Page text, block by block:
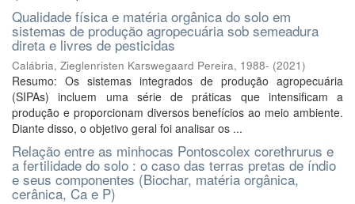
Qualidade física e matéria orgânica do solo em
sistemas de produção agropecuária sob semeadura
direta e livres de pesticidas
Calábria, Zieglenristen Karswegaard Pereira, 1988- (2021)
Resumo: Os sistemas integrados de produção agropecuária
(SIPAs) incluem uma série de práticas que intensificam a
produção e proporcionam diversos benefícios ao meio ambiente.
Diante disso, o objetivo geral foi analisar os ...
Relação entre as minhocas Pontoscolex corethrurus e
a fertilidade do solo : o caso das terras pretas de índio
e seus componentes (Biochar, matéria orgânica,
cerânica, Ca e P)